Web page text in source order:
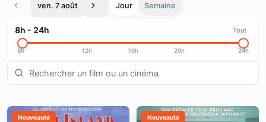
ven. 7 août Jour Semaine
8h - 24h Tout
8h 12h 16h 20h 24h
Nouveauté Nouveauté